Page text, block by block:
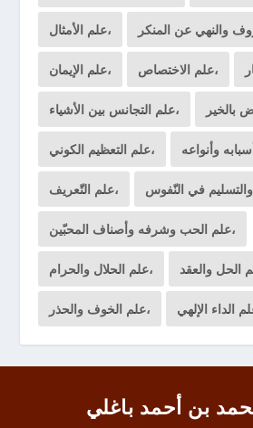
علم الأمثال،
علم الإيمان، علم الاختصاص،
علم التجانس بين الأشياء،
علم التعظيم الكوني،
علم التّعريف،
علم الحب وشرفه وأصناف المحبّين،
علم الحلال والحرام،
علم الخوف والحذر،
بن أحمد باغلي